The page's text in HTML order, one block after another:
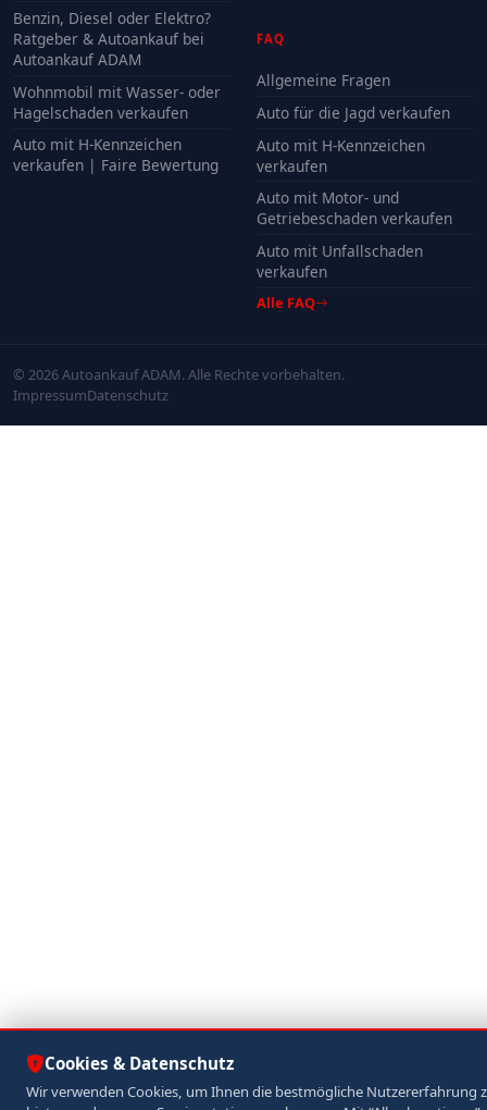
Benzin, Diesel oder Elektro?
Ratgeber & Autoankauf bei
Autoankauf ADAM
Wohnmobil mit Wasser- oder
Hagelschaden verkaufen
Auto mit H-Kennzeichen
verkaufen | Faire Bewertung
FAQ
Allgemeine Fragen
Auto für die Jagd verkaufen
Auto mit H-Kennzeichen
verkaufen
Auto mit Motor- und
Getriebeschaden verkaufen
Auto mit Unfallschaden
verkaufen
Alle FAQ
© 2026 Autoankauf ADAM. Alle Rechte vorbehalten.
ImpressumDatenschutz
Cookies & Datenschutz
Wir verwenden Cookies, um Ihnen die bestmögliche Nutzererfahrung